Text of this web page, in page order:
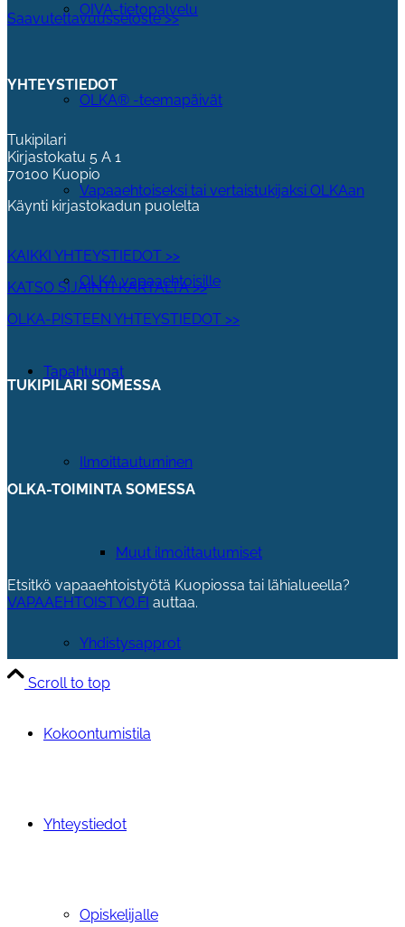
OIVA-tietopalvelu
OLKA® -teemapäivät
Vapaaehtoiseksi tai vertaistukijaksi OLKAan
OLKA vapaaehtoisille
Tapahtumat
Ilmoittautuminen
Muut ilmoittautumiset
Yhdistysapprot
Kokoontumistila
Yhteystiedot
Opiskelijalle
Saavutettavuusseloste >>
YHTEYSTIEDOT
Tukipilari
Kirjastokatu 5 A 1
70100 Kuopio
Käynti kirjastokadun puolelta
KAIKKI YHTEYSTIEDOT >>
KATSO SIJAINTI KARTALTA >>
OLKA-PISTEEN YHTEYSTIEDOT >>
TUKIPILARI SOMESSA
OLKA-TOIMINTA SOMESSA
Etsitkö vapaaehtoistyötä Kuopiossa tai lähialueella?
VAPAAEHTOISTYO.FI auttaa.
Scroll to top